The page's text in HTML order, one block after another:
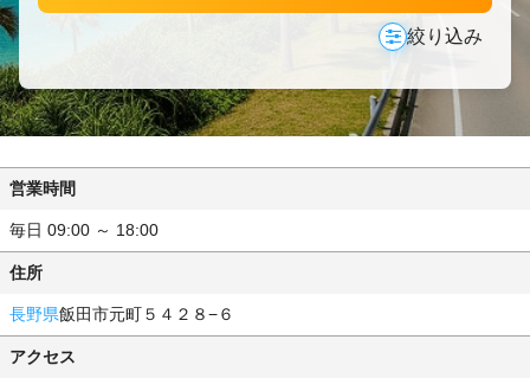
絞り込み
営業時間
毎日 09:00 ～ 18:00
住所
長野県飯田市元町５４２８−６
アクセス